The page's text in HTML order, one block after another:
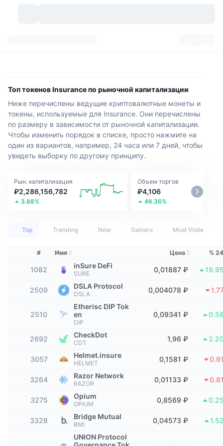
Категории
Исторические "снимки"
Разблокировки токенов
Доходность
Физические активы:
Таблицы лидеров
В тренде
Предстоящее
Добавлены недавно
Самые посещаемые
Настроения в сообществе
Рейтинг блокчейнов
Обзор рынка
Спотовый рынок
Количество криптовалют
Казначейства Bitcoin (Биткоин)
Казначейства BNB
Притоки/оттоки на биржах
Индикаторы
Индекс страха и жадности.
Индекс альт-сезона
Доминирование BTC
Индекс CoinMarketCap 20
Индекс CoinMarketCap 100
Сигналы New
Тренды
Новый
Мем-обозреватель
Биржи
Централизованные биржи
Spot
Деривативы
Spot
Сообщество
Лента
Темы
Прямые эфиры
Статьи
Сентимент
API
API
Крипто-API
API DEX
Корпоративный
Документация
ЧаВо
Хаб агентов CMC
Маркетплейс навыков
Продукты
Продукты
Конвертер
Инф. бюлл.
CMC Launch
Телеграм-бот
Рекламировать
Виджеты для сайта
Топ токенов Insurance по рыночной капитализации
Ниже перечислены ведущие криптовалютные монеты и
токены, используемые для Insurance. Они перечислены
по размеру в зависимости от рыночной капитализации.
Чтобы изменить порядок в списке, просто нажмите на
один из вариантов, например, 24 часа или 7 дней, чтобы
увидеть выборку по другому принципу.
Рын. капитализация
₽2,286,156,782
3.88%
Объем торгов
₽4,106
46.36%
Top Trending New Gainers Most Visited
# Имя Цена %
1082 inSure DeFi
SURE 0,01887 ₽
2509 DSLA Protocol
DSLA 0,004078 ₽
2510
Etherisc DIP Tok
en
DIP
0,09341 ₽
2692 CheckDot
CDT 1,96 ₽
3057 Helmet.insure
HELMET 0,1581 ₽
3264 Razor Network
RAZOR 0,01133 ₽
3275 Opium
OPIUM 0,8569 ₽
3328 Bridge Mutual
BMI 0,04573 ₽
UNION Protocol